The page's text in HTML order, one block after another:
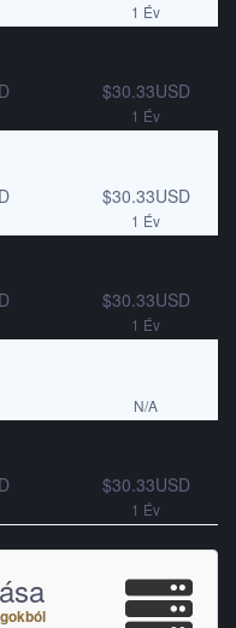
1 Év
$30.33USD
1 Év
$30.33USD
1 Év
$30.33USD
1 Év
N/A
$30.33USD
1 Év